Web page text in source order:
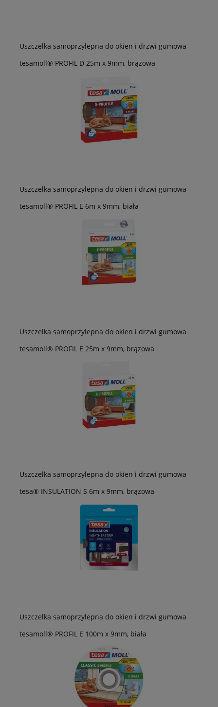
Uszczelka samoprzylepna do okien i drzwi gumowa
tesamoll® PROFIL D 25m x 9mm, brązowa
Uszczelka samoprzylepna do okien i drzwi gumowa
tesamoll® PROFIL E 6m x 9mm, biała
Uszczelka samoprzylepna do okien i drzwi gumowa
tesamoll® PROFIL E 25m x 9mm, brązowa
Uszczelka samoprzylepna do okien i drzwi gumowa
tesa® INSULATION S 6m x 9mm, brązowa
Uszczelka samoprzylepna do okien i drzwi gumowa
tesamoll® PROFIL E 100m x 9mm, biała